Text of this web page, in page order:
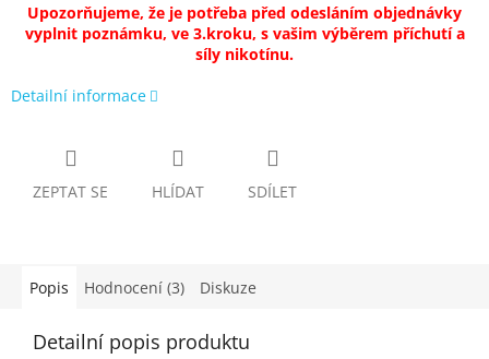
Upozorňujeme, že je potřeba před odesláním objednávky
vyplnit poznámku, ve 3.kroku, s vašim výběrem příchutí a
síly nikotínu.
Detailní informace
ZEPTAT SE HLÍDAT SDÍLET
Popis Hodnocení (3) Diskuze
Detailní popis produktu